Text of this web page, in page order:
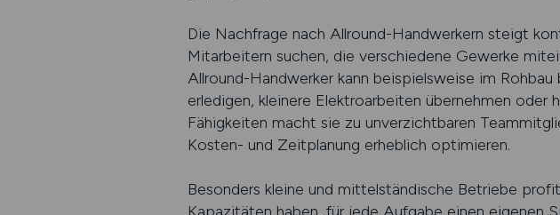
Die Nachfrage nach Allround-Handwerkern steigt
Mitarbeitern suchen, die verschiedene Gewerke
Allround-Handwerker kann beispielsweise im
erledigen, kleinere Elektroarbeiten übernehmen oder
Fähigkeiten macht sie zu unverzichtbaren
Kosten- und Zeitplanung erheblich optimieren.
Besonders kleine und mittelständische Betriebe